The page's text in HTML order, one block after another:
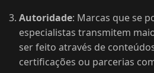
Autoridade: Marcas que se
especialistas transmitem
ser feito através de
certificações ou parcerias